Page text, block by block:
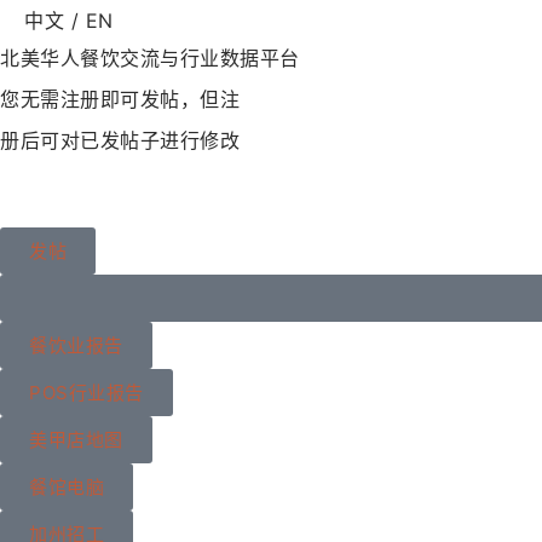
中文 / EN
北美华人餐饮交流与行业数据平台
您无需注册即可发帖，但注
册后可对已发帖子进行修改
发帖
餐饮业报告
POS行业报告
美甲店地图
餐馆电脑
加州招工